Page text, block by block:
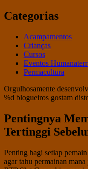
Categorias
Acampamentos
Crianças
Cursos
Eventos
Permacultura
Orgulhosamente
%d blogueiros gostam
Pentingnya
Tertinggi
Penting bagi setiap
agar tahu permainan